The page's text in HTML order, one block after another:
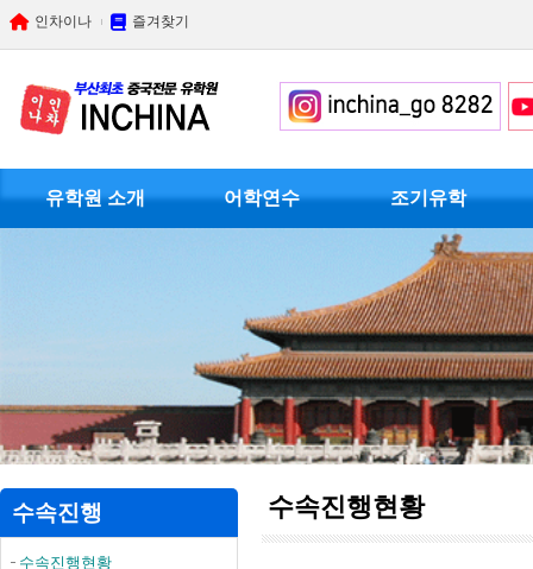
인차이나 즐겨찾기
유학원 소개 어학연수 조기유학
수속진행현황
수속진행
수속진행현황